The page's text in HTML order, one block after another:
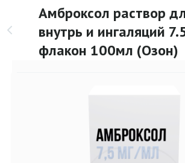
Амброксол раствор
внутрь и ингаляций
флакон 100мл (Озон)